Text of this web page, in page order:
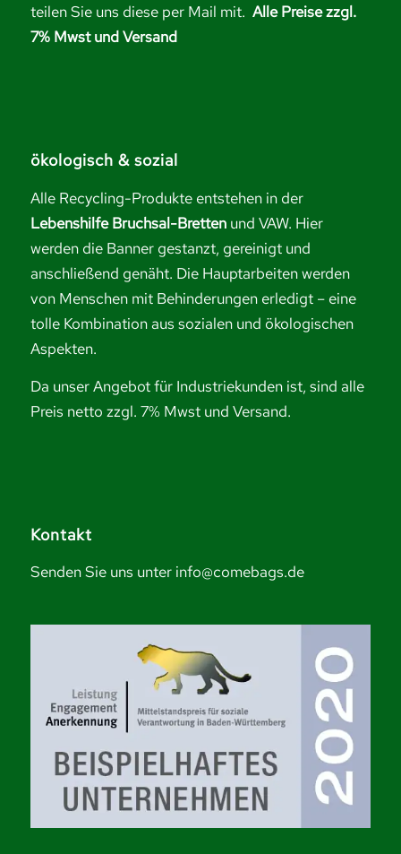
teilen Sie uns diese per Mail mit. Alle Preise zzgl.
7% Mwst und Versand
ökologisch & sozial
Alle Recycling-Produkte entstehen in der
Lebenshilfe Bruchsal-Bretten und VAW. Hier
werden die Banner gestanzt, gereinigt und
anschließend genäht. Die Hauptarbeiten werden
von Menschen mit Behinderungen erledigt – eine
tolle Kombination aus sozialen und ökologischen
Aspekten.
Da unser Angebot für Industriekunden ist, sind alle
Preis netto zzgl. 7% Mwst und Versand.
Kontakt
Senden Sie uns unter info@comebags.de